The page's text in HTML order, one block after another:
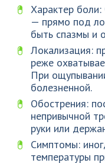
Характер
— прямо под
быть спазмы и
Локализация:
реже
При
болезненной.
Обострения:
непривычной
руки или
Симптомы:
температуры